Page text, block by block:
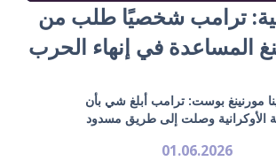
ترامب شخصيًا طلب من
المساعدة في إنهاء الحرب
مورنينغ بوست: ترامب أبلغ شي بأن
الأوكرانية وصلت إلى طريق مسدود
01.06.2026